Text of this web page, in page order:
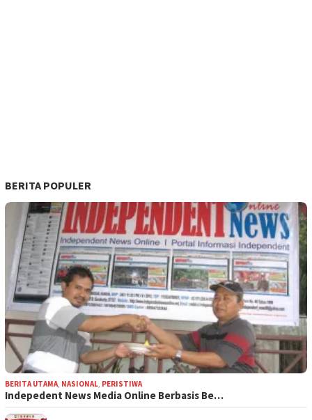
BERITA POPULER
BERITA UTAMA NASIONAL PERISTIWA
Indepedent News Media Online Berbasis Be…